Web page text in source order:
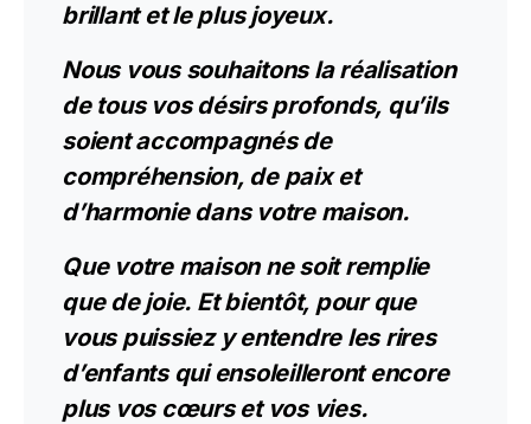
brillant et le plus joyeux.
Nous vous souhaitons la réalisation
de tous vos désirs profonds, qu’ils
soient accompagnés de
compréhension, de paix et
d’harmonie dans votre maison.
Que votre maison ne soit remplie
que de joie. Et bientôt, pour que
vous puissiez y entendre les rires
d’enfants qui ensoleilleront encore
plus vos cœurs et vos vies.